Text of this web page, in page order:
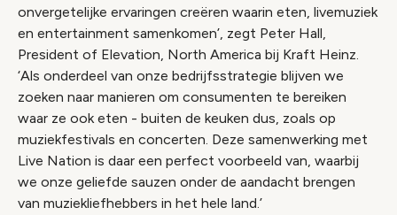
onvergetelijke ervaringen creëren waarin eten, livemuziek
en entertainment samenkomen’, zegt Peter Hall,
President of Elevation, North America bij Kraft Heinz.
‘Als onderdeel van onze bedrijfsstrategie blijven we
zoeken naar manieren om consumenten te bereiken
waar ze ook eten - buiten de keuken dus, zoals op
muziekfestivals en concerten. Deze samenwerking met
Live Nation is daar een perfect voorbeeld van, waarbij
we onze geliefde sauzen onder de aandacht brengen
van muziekliefhebbers in het hele land.’